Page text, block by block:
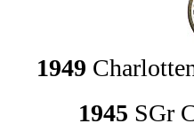
1949
1945 SGr